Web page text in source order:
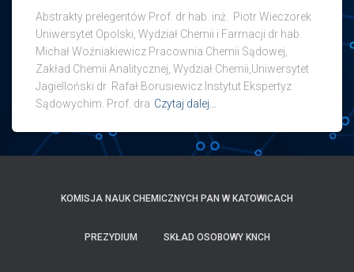
Abstrakty prelegentów Prof. dr hab. inż. Piotr Wieczorek
Uniwersytet Opolski, Wydział Chemii i Farmacji dr hab.
Michał Woźniakiewicz Pracownia Chemii Sądowej,
Zakład Chemii Analitycznej, Wydział Chemii,Uniwersytet
Jagielloński dr Rafał Borusiewicz Instytut Ekspertyz
Sądowychim. Prof. dra Czytaj dalej…
KOMISJA NAUK CHEMICZNYCH PAN W KATOWICACH
PREZYDIUM SKŁAD OSOBOWY KNCH